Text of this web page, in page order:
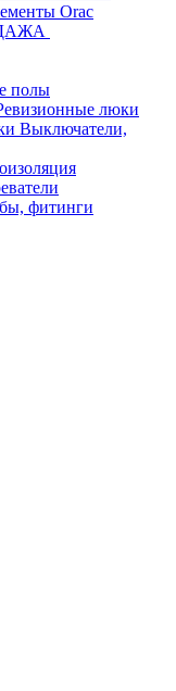
Orac
полы
люки
Выключатели,
фитинги